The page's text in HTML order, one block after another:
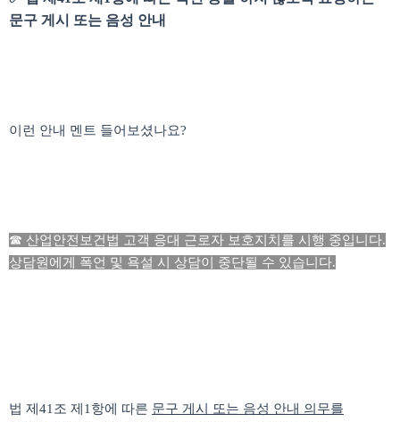
문구 게시 또는 음성 안내
이런 안내 멘트 들어보셨나요?
☎ 산업안전보건법 고객 응대 근로자 보호지치를 시행 중입니다.
상담원에게 폭언 및 욕설 시 상담이 중단될 수 있습니다.
법 제41조 제1항에 따른 문구 게시 또는 음성 안내 의무를